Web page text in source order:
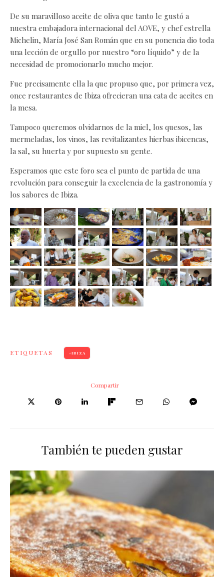
De su maravilloso aceite de oliva que tanto le gustó a
nuestra embajadora internacional del AOVE, y chef estrella
Michelin, María José San Román que en su ponencia dio toda
una lección de orgullo por nuestro “oro líquido” y de la
necesidad de promocionarlo mucho mejor.
Fue precisamente ella la que propuso que, por primera vez,
once restaurantes de Ibiza ofrecieran una cata de aceites en
la mesa.
Tampoco queremos olvidarnos de la miel, los quesos, las
mermeladas, los vinos, las revitalizantes hierbas ibicencas,
la sal, su huerta y por supuesto su gente.
Esperamos que este foro sea el punto de partida de una
revolución para conseguir la excelencia de la gastronomía y
los sabores de Ibiza.
ETIQUETAS IBIZA
Compartir
También te pueden gustar